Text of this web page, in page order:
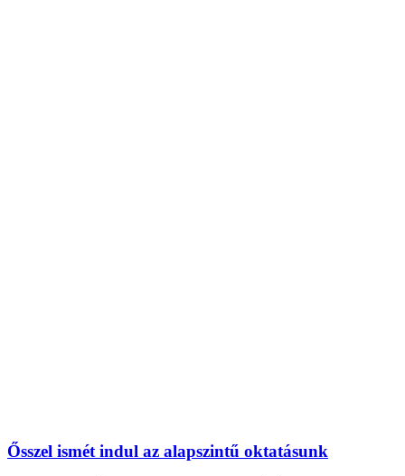
Ősszel ismét indul az alapszintű oktatásunk